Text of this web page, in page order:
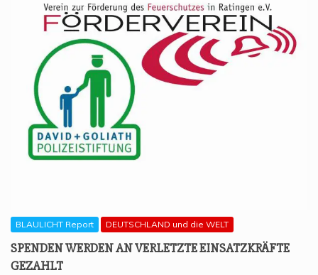
BLAULICHT Report DEUTSCHLAND und die WELT
SPEN­DEN WER­DEN AN VER­LETZ­TE EIN­SATZ­KRÄF­TE
GEZAHLT